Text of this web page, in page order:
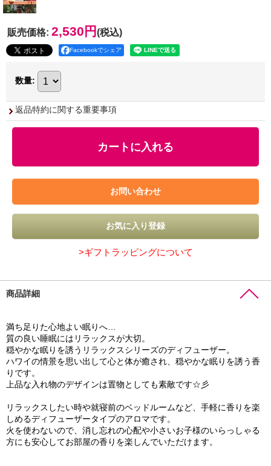
販売価格: 2,530円 (税込)
Facebookでシェア
数量:
返品特約に関する重要事項
>ギフトラッピングについて
商品詳細
満ち足りた心地よい眠りへ…
質の良い睡眠にはリラックスが大切。
穏やかな眠りを誘うリラックスシリーズのディフューザー。
ハワイの情景を思い出して心と体が癒され、穏やかな眠りを誘う香
りです。
上品な入れ物のデザインは置物としても素敵です☆彡
リラックスしたい時や就寝前のベッドルームなど、手軽に香りを楽
しめるディフューザータイプのアロマです。
火を使わないので、消し忘れの心配や小さいお子様のいらっしゃる
方にも安心してお部屋の香りを楽しんでいただけます。